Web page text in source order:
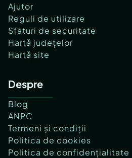
Ajutor
Reguli de utilizare
Sfaturi de securitate
Hartă județelor
Hartă site
Despre
Blog
ANPC
Termeni și condiții
Politica de cookies
Politica de confidențialitate